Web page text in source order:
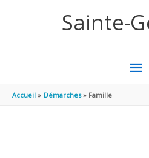
Sainte-
Accueil Démarches Famille